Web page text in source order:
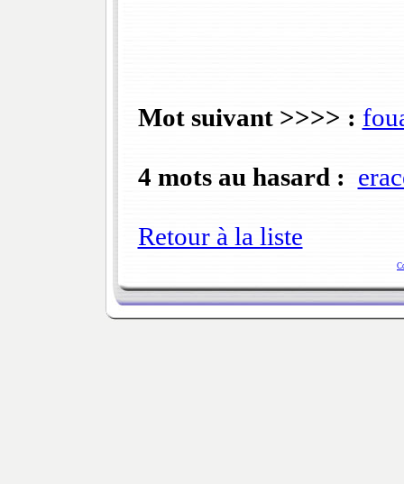
Mot suivant >>>> :
4 mots au hasard :
Retour à la liste